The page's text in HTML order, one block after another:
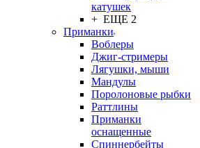
катушек
+ ЕЩЕ 2
Приманки
Воблеры
Джиг-стримеры
Лягушки, мыши
Мандулы
Поролоновые рыбки
Раттлины
Приманки
оснащенные
Спиннербейты